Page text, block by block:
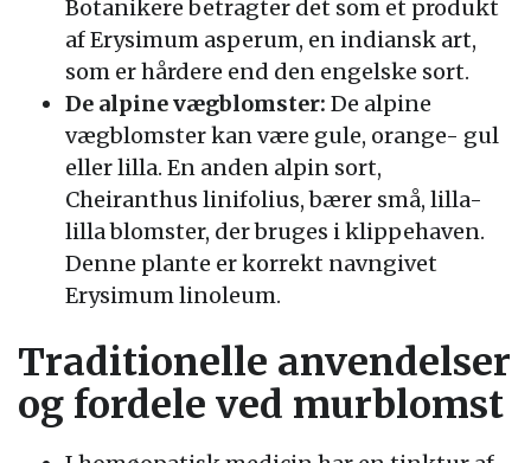
Botanikere betragter det som et produkt
af Erysimum asperum, en indiansk art,
som er hårdere end den engelske sort.
De alpine vægblomster: De alpine
vægblomster kan være gule, orange- gul
eller lilla. En anden alpin sort,
Cheiranthus linifolius, bærer små, lilla-
lilla blomster, der bruges i klippehaven.
Denne plante er korrekt navngivet
Erysimum linoleum.
Traditionelle anvendelser
og fordele ved murblomst